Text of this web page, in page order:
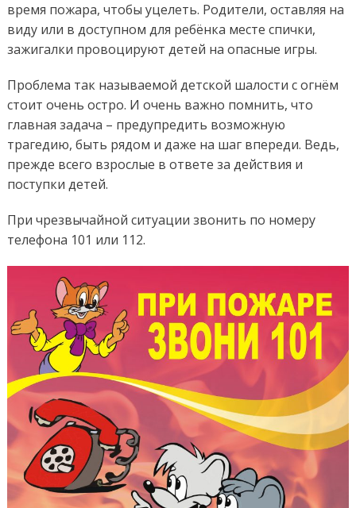
время пожара, чтобы уцелеть. Родители, оставляя на
виду или в доступном для ребёнка месте спички,
зажигалки провоцируют детей на опасные игры.
Проблема так называемой детской шалости с огнём
стоит очень остро. И очень важно помнить, что
главная задача – предупредить возможную
трагедию, быть рядом и даже на шаг впереди. Ведь,
прежде всего взрослые в ответе за действия и
поступки детей.
При чрезвычайной ситуации звонить по номеру
телефона 101 или 112.